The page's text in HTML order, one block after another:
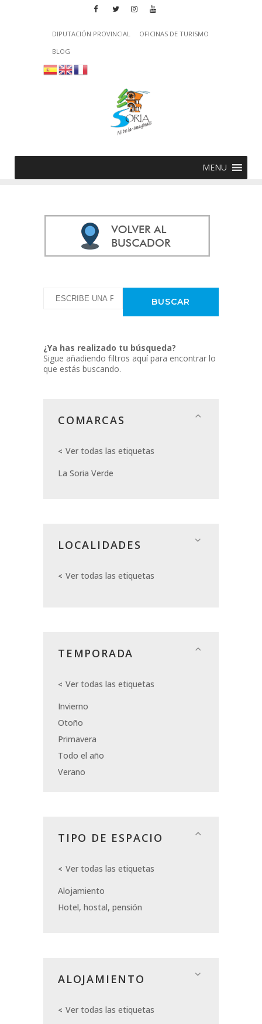
DIPUTACIÓN PROVINCIAL
OFICINAS DE TURISMO
BLOG
MENU
¿Ya has realizado tu búsqueda?
Sigue añadiendo filtros aquí para encontrar lo
que estás buscando.
COMARCAS
Ver todas las etiquetas
La Soria Verde
LOCALIDADES
Ver todas las etiquetas
TEMPORADA
Ver todas las etiquetas
Invierno
Otoño
Primavera
Todo el año
Verano
TIPO DE ESPACIO
Ver todas las etiquetas
Alojamiento
Hotel, hostal, pensión
ALOJAMIENTO
Ver todas las etiquetas